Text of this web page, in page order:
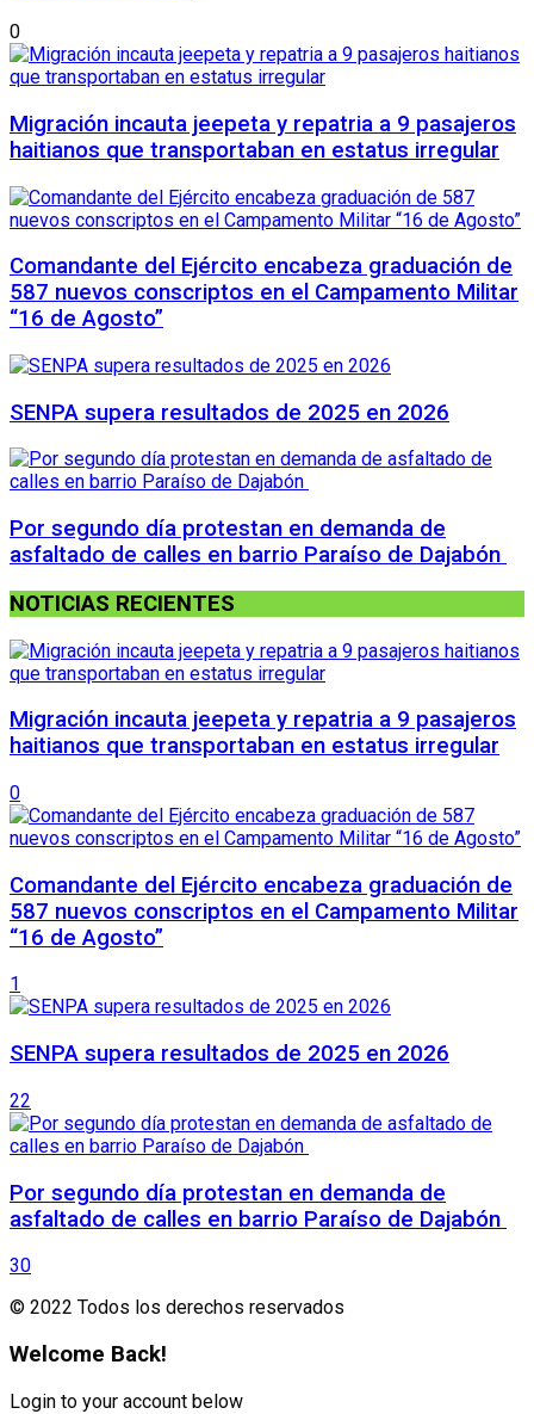
0
Migración incauta jeepeta y repatria a 9 pasajeros
haitianos que transportaban en estatus irregular
Comandante del Ejército encabeza graduación de
587 nuevos conscriptos en el Campamento Militar
“16 de Agosto”
SENPA supera resultados de 2025 en 2026
Por segundo día protestan en demanda de
asfaltado de calles en barrio Paraíso de Dajabón
NOTICIAS RECIENTES
Migración incauta jeepeta y repatria a 9 pasajeros
haitianos que transportaban en estatus irregular
0
Comandante del Ejército encabeza graduación de
587 nuevos conscriptos en el Campamento Militar
“16 de Agosto”
1
SENPA supera resultados de 2025 en 2026
22
Por segundo día protestan en demanda de
asfaltado de calles en barrio Paraíso de Dajabón
30
© 2022 Todos los derechos reservados
Welcome Back!
Login to your account below